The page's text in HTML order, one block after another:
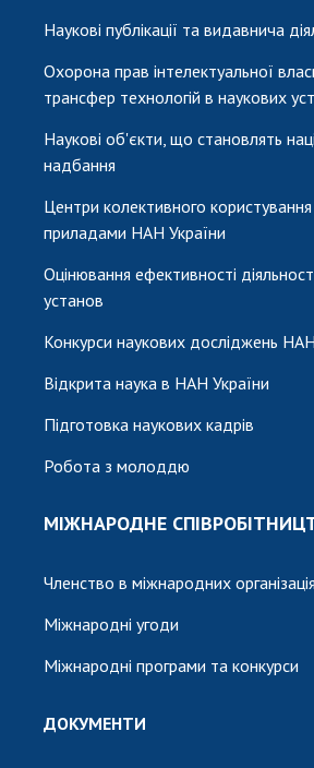
Наукові публікації та видавнича
Охорона прав інтелектуальної
трансфер технологій в наукових
Наукові об'єкти, що становлять
надбання
Центри колективного
приладами НАН України
Оцінювання ефективності
установ
Конкурси наукових досліджень
Відкрита наука в НАН України
Підготовка наукових кадрів
Робота з молоддю
МІЖНАРОДНЕ
Членство в міжнародних
Міжнародні угоди
Міжнародні програми та конкурси
ДОКУМЕНТИ